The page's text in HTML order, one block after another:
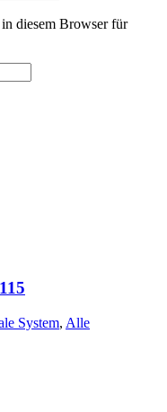
diesem Browser für
System, Alle